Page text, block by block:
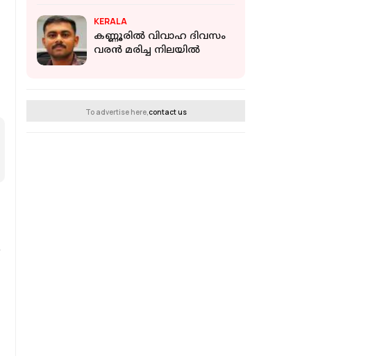
അധികൃതർ
KERALA
കണ്ണൂരില്‍ വിവാഹ ദിവസം
വരന്‍ മരിച്ച നിലയില്‍
To advertise here, contact us